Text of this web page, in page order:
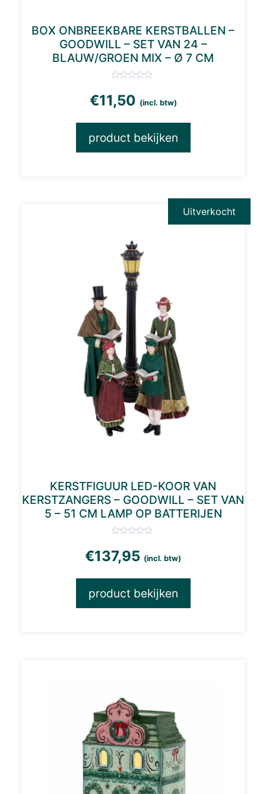
BOX ONBREEKBARE KERSTBALLEN –
GOODWILL – SET VAN 24 –
BLAUW/GROEN MIX – Ø 7 CM
€11,50 (incl. btw)
product bekijken
KERSTFIGUUR LED-KOOR VAN
KERSTZANGERS – GOODWILL – SET VAN
5 – 51 CM LAMP OP BATTERIJEN
€137,95 (incl. btw)
Uitverkocht
product bekijken